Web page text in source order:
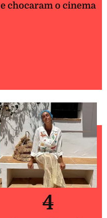
e chocaram o cinema
4